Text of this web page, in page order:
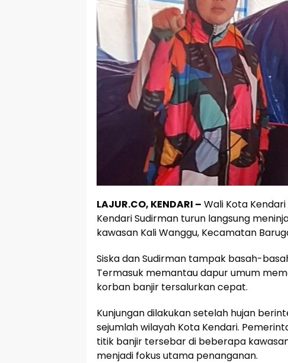
LAJUR.CO, KENDARI – Wali Kota
Kendari Sudirman turun langsung
kawasan Kali Wanggu, Kecamatan
Siska dan Sudirman tampak basah-
Termasuk memantau dapur umum
korban banjir tersalurkan cepat.
Kunjungan dilakukan setelah hujan
sejumlah wilayah Kota Kendari.
titik banjir tersebar di beberapa
menjadi fokus utama penanganan.